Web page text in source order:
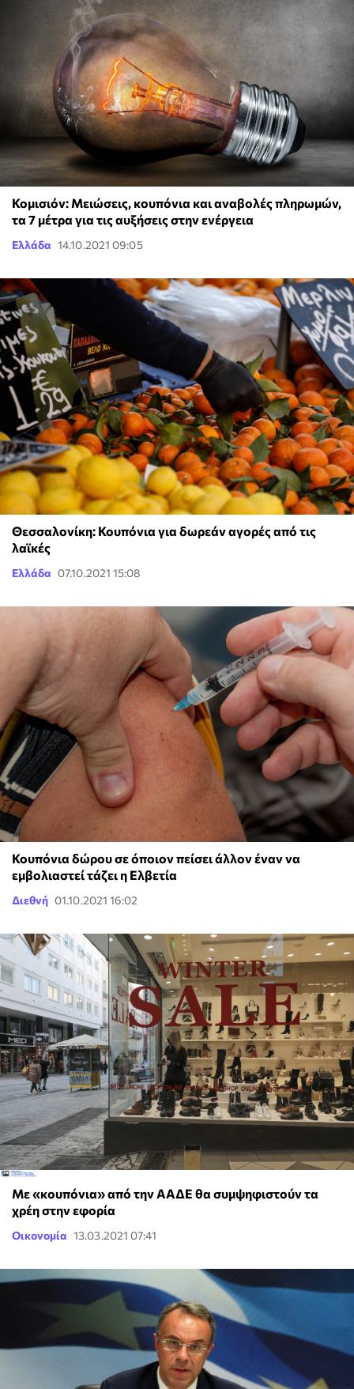
Κομισιόν: Μειώσεις, κουπόνια και αναβολές πληρωμών,
τα 7 μέτρα για τις αυξήσεις στην ενέργεια
Ελλάδα 14.10.2021 09:05
Θεσσαλονίκη: Κουπόνια για δωρεάν αγορές από τις
λαϊκές
Ελλάδα 07.10.2021 15:08
Κουπόνια δώρου σε όποιον πείσει άλλον έναν να
εμβολιαστεί τάζει η Ελβετία
Διεθνή 01.10.2021 16:02
Με «κουπόνια» από την ΑΑΔΕ θα συμψηφιστούν τα
χρέη στην εφορία
Οικονομία 13.03.2021 07:41